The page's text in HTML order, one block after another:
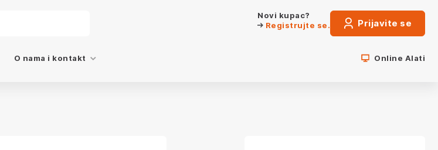
Novi kupac?
Registrujte se.
Prijavite se
O nama i kontakt Online Alati